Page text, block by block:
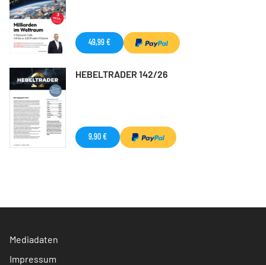
49,99 €
HEBELTRADER 142/26
9,90 €
Mediadaten
Impressum